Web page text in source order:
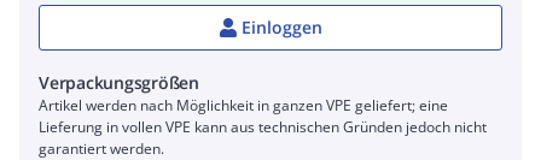
Einloggen
Verpackungsgrößen
Artikel werden nach Möglichkeit in ganzen VPE geliefert; eine
Lieferung in vollen VPE kann aus technischen Gründen jedoch nicht
garantiert werden.